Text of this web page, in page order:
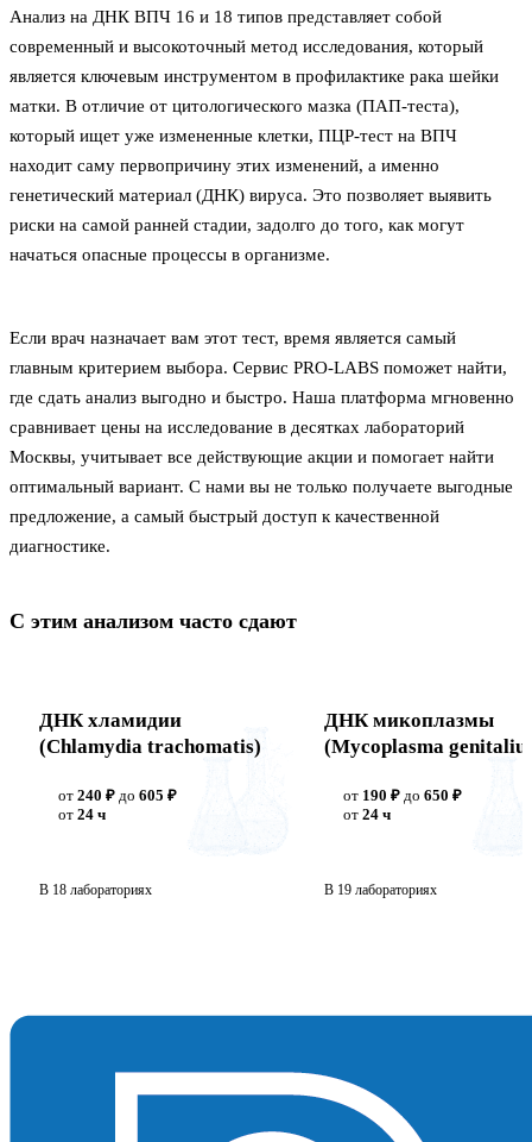
Анализ на ДНК ВПЧ 16 и 18 типов представляет собой
современный и высокоточный метод исследования, который
является ключевым инструментом в профилактике рака шейки
матки. В отличие от цитологического мазка (ПАП-теста),
который ищет уже измененные клетки, ПЦР-тест на ВПЧ
находит саму первопричину этих изменений, а именно
генетический материал (ДНК) вируса. Это позволяет выявить
риски на самой ранней стадии, задолго до того, как могут
начаться опасные процессы в организме.
Если врач назначает вам этот тест, время является самый
главным критерием выбора. Сервис PRO-LABS поможет найти,
где сдать анализ выгодно и быстро. Наша платформа мгновенно
сравнивает цены на исследование в десятках лабораторий
Москвы, учитывает все действующие акции и помогает найти
оптимальный вариант. С нами вы не только получаете выгодные
предложение, а самый быстрый доступ к качественной
диагностике.
С этим анализом часто сдают
ДНК хламидии
(Chlamydia trachomatis)
от 240 ₽ до 605 ₽
от 24 ч
В 18 лабораториях
ДНК микоплазмы
(Mycoplasma
от 190 ₽ до 650 ₽
от 24 ч
В 19 лабораториях